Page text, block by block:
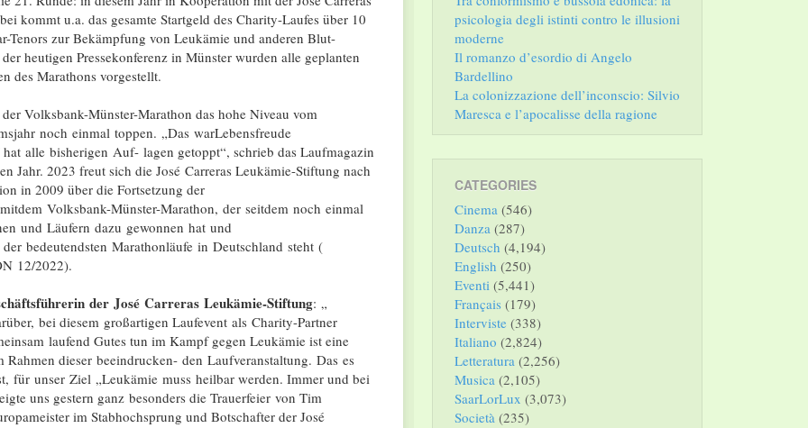
kommt u.a. das gesamte Startgeld des Charity-Laufes über 10
Tenors zur Bekämpfung von Leukämie und anderen Blut-
heutigen Pressekonferenz in Münster wurden alle geplanten
des Marathons vorgestellt.
Volksbank-Münster-Marathon das hohe Niveau vom
noch einmal toppen. „Das warLebensfreude
alle bisherigen Auf- lagen getoppt“, schrieb das Laufmagazin
Jahr. 2023 freut sich die José Carreras Leukämie-Stiftung nach
in 2009 über die Fortsetzung der
Volksbank-Münster-Marathon, der seitdem noch einmal
und Läufern dazu gewonnen hat und
bedeutendsten Marathonläufe in Deutschland steht (
12/2022).
der José Carreras Leukämie-Stiftung: „
bei diesem großartigen Laufevent als Charity-Partner
laufend Gutes tun im Kampf gegen Leukämie ist eine
Rahmen dieser beeindrucken- den Laufveranstaltung. Das es
für unser Ziel „Leukämie muss heilbar werden. Immer und bei
uns gestern ganz besonders die Trauerfeier von Tim
im Stabhochsprung und Botschafter der José
psicologia degli istinti contro le illusioni
moderne
Il romanzo d’esordio di Angelo
Bardellino
La colonizzazione dell’inconscio: Silvio
Maresca e l’apocalisse della ragione
CATEGORIES
Cinema (546)
Danza (287)
Deutsch (4,194)
English (250)
Eventi (5,441)
Français (179)
Interviste (338)
Italiano (2,824)
Letteratura (2,256)
Musica (2,105)
SaarLorLux (3,073)
Società (235)